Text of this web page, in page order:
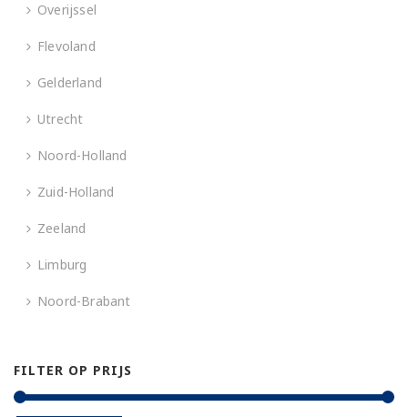
Overijssel
Flevoland
Gelderland
Utrecht
Noord-Holland
Zuid-Holland
Zeeland
Limburg
Noord-Brabant
FILTER OP PRIJS